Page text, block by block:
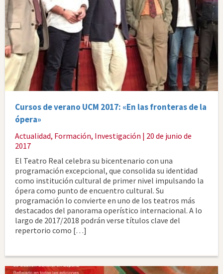
Cursos de verano UCM 2017: «En las fronteras de la
ópera»
Actualidad, Formación, Investigación | 20 de junio de
2017
El Teatro Real celebra su bicentenario con una
programación excepcional, que consolida su identidad
como institución cultural de primer nivel impulsando la
ópera como punto de encuentro cultural. Su
programación lo convierte en uno de los teatros más
destacados del panorama operístico internacional. A lo
largo de 2017/2018 podrán verse títulos clave del
repertorio como […]